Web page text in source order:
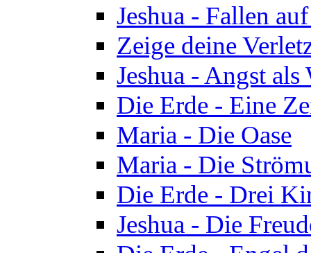
Jeshua - Fallen
Zeige deine
Jeshua - Angst als
Die Erde - Eine
Maria - Die Oase
Maria - Die
Die Erde - Drei
Jeshua - Die